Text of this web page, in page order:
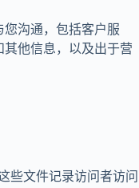
沟通，包括客户服
他信息，以及出于营
些文件记录访问者访问